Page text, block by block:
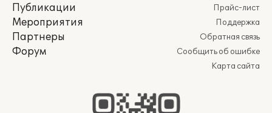
Публикации
Мероприятия
Партнеры
Форум
Прайс-лист
Поддержка
Обратная связь
Сообщить об ошибке
Карта сайта